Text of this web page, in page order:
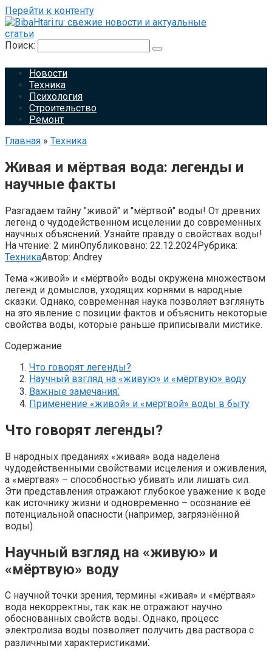
Перейти к контенту
Поиск:
Новости
Техника
Психология
Строительство
Ремонт
Главная » Техника
Живая и мёртвая вода: легенды и
научные факты
Разгадаем тайну "живой" и "мёртвой" воды! От древних
легенд о чудодейственном исцелении до современных
научных объяснений. Узнайте правду о свойствах воды!
На чтение: 2 минОпубликовано: 22.12.2024Рубрика:
ТехникаАвтор: Andrey
Тема «живой» и «мёртвой» воды окружена множеством
легенд и домыслов, уходящих корнями в народные
сказки. Однако, современная наука позволяет взглянуть
на это явление с позиции фактов и объяснить некоторые
свойства воды, которые раньше приписывали мистике.
Содержание
Что говорят легенды?
Научный взгляд на «живую» и «мёртвую» воду
Важные замечания⁚
Применение «живой» и «мёртвой» воды в быту
Что говорят легенды?
В народных преданиях «живая» вода наделена
чудодейственными свойствами исцеления и оживления,
а «мёртвая» – способностью убивать или лишать сил.
Эти представления отражают глубокое уважение к воде
как источнику жизни и одновременно – осознание её
потенциальной опасности (например, загрязнённой
воды).
Научный взгляд на «живую» и
«мёртвую» воду
С научной точки зрения, термины «живая» и «мёртвая»
вода некорректны, так как не отражают научно
обоснованных свойств воды. Однако, процесс
электролиза воды позволяет получить два раствора с
различными характеристиками⁚